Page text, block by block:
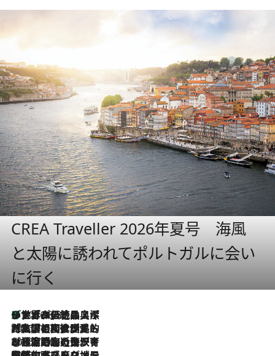
CREA Traveller 2026年夏号 海風
と太陽に誘われてポルトガルに会い
に行く
2026.8.8
リスボンの絶品スイーツ「パステル・デ・ナタ」とは？ポルトガル伝統の奥深い世界へ
2026.7.27
「私の祖国はポルトガル語です」国民的詩人フェルナンド・ペソアと、彼が愛した文学の街を歩く
2026.7.26
ポルトガル近海が育む極上の海の幸。キリリと冷えた白ワインと愉しむ、シーフード専門店の贅沢